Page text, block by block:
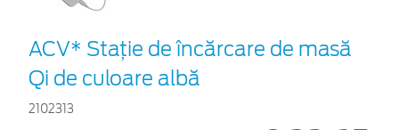
ACV* Stație de încărcare de masă
Qi de culoare albă
2102313